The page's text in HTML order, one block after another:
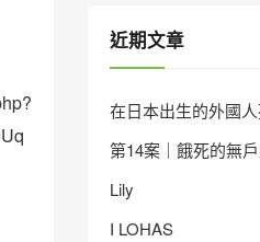
近期文章
在日本出生的外國
第14案｜餓死的無
Lily
I LOHAS